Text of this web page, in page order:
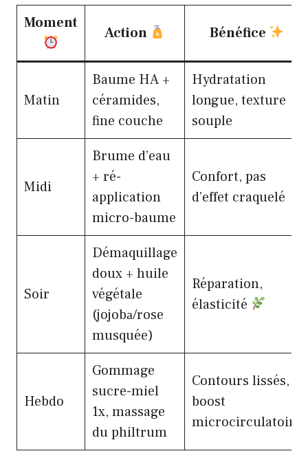
Moment
Action Bénéfice
Matin
Baume HA +
céramides,
fine couche
Hydratation
longue, texture
souple
Midi
Brume d’eau
+ ré-
application
micro-baume
Confort, pas
d’effet craquelé
Soir
Démaquillage
doux + huile
végétale
(jojobа/rose
musquée)
Réparation,
élasticité
Hebdo
Gommage
sucre-miel
1x, massage
du philtrum
Contours lissés,
boost
microcirculatoire